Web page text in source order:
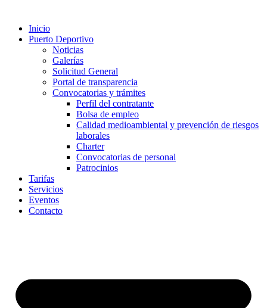
Inicio
Puerto Deportivo
Noticias
Galerías
Solicitud General
Portal de transparencia
Convocatorias y trámites
Perfil del contratante
Bolsa de empleo
Calidad medioambiental y prevención de riesgos
laborales
Charter
Convocatorias de personal
Patrocinios
Tarifas
Servicios
Eventos
Contacto